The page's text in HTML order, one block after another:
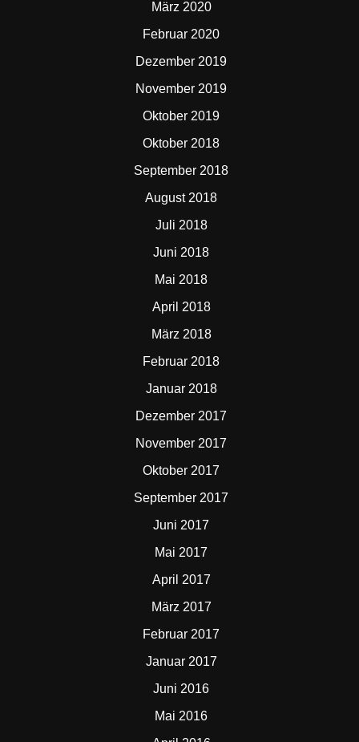
März 2020
Februar 2020
Dezember 2019
November 2019
Oktober 2019
Oktober 2018
September 2018
August 2018
Juli 2018
Juni 2018
Mai 2018
April 2018
März 2018
Februar 2018
Januar 2018
Dezember 2017
November 2017
Oktober 2017
September 2017
Juni 2017
Mai 2017
April 2017
März 2017
Februar 2017
Januar 2017
Juni 2016
Mai 2016